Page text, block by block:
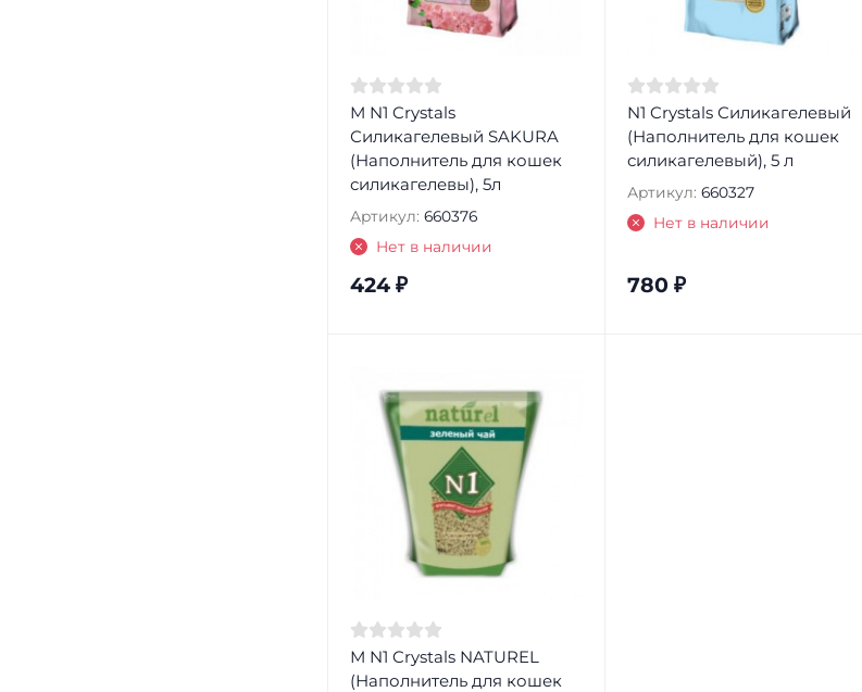
М N1 Crystals
Силикагелевый SAKURA
(Наполнитель для кошек
силикагелевы), 5л
Артикул: 660376
Нет в наличии
424 ₽
N1 Crystals Силикагелевый
(Наполнитель для кошек
силикагелевый), 5 л
Артикул: 660327
Нет в наличии
780 ₽
М N1 Crystals NATUREL
(Наполнитель для кошек